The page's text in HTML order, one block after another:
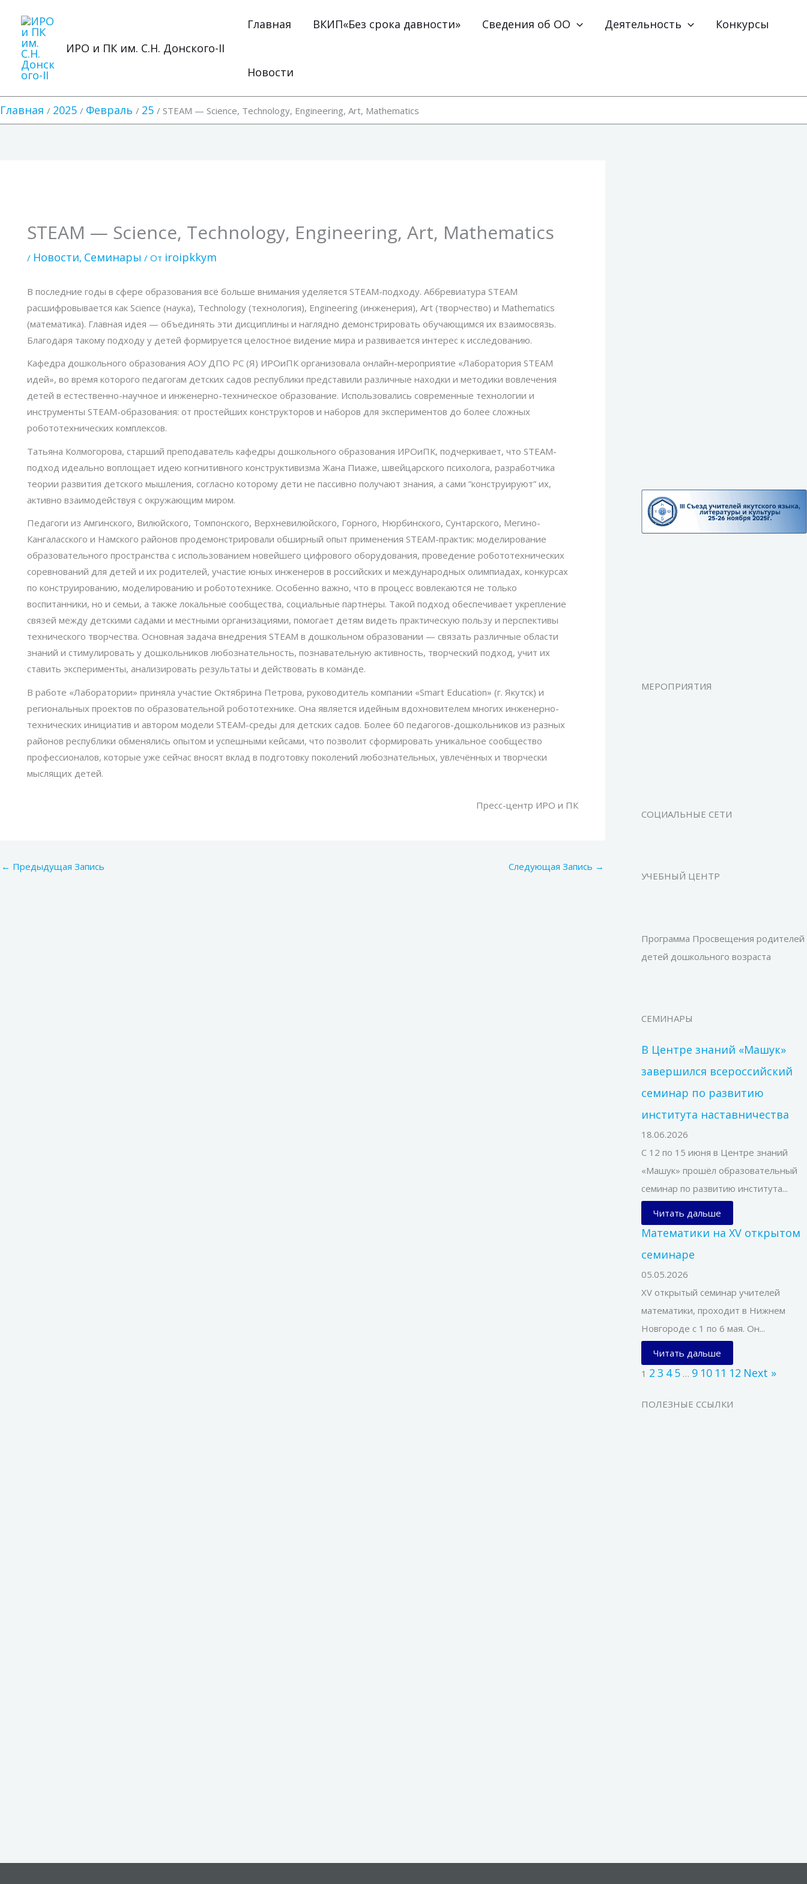
содержимому
ИРО и ПК им. С.Н. Донского-II
Главная ВКИП«Без срока давности» Сведения об ОО Деятельность Конкурсы
Новости
Главная 2025 Февраль 25 STEAM — Science, Technology, Engineering, Art, Mathematics
STEAM — Science, Technology, Engineering, Art, Mathematics
/ Новости, Семинары / От iroipkkym
В последние годы в сфере образования всё больше внимания уделяется STEAM-подходу. Аббревиатура STEAM
расшифровывается как Science (наука), Technology (технология), Engineering (инженерия), Art (творчество) и Mathematics
(математика). Главная идея — объединять эти дисциплины и наглядно демонстрировать обучающимся их взаимосвязь.
Благодаря такому подходу у детей формируется целостное видение мира и развивается интерес к исследованию.
Кафедра дошкольного образования АОУ ДПО РС (Я) ИРОиПК организовала онлайн-мероприятие «Лаборатория STEAM
идей», во время которого педагогам детских садов республики представили различные находки и методики вовлечения
детей в естественно-научное и инженерно-техническое образование. Использовались современные технологии и
инструменты STEAM-образования: от простейших конструкторов и наборов для экспериментов до более сложных
робототехнических комплексов.
Татьяна Колмогорова, старший преподаватель кафедры дошкольного образования ИРОиПК, подчеркивает, что STEAM-
подход идеально воплощает идею когнитивного конструктивизма Жана Пиаже, швейцарского психолога, разработчика
теории развития детского мышления, согласно которому дети не пассивно получают знания, а сами “конструируют” их,
активно взаимодействуя с окружающим миром.
Педагоги из Амгинского, Вилюйского, Томпонского, Верхневилюйского, Горного, Нюрбинского, Сунтарского, Мегино-
Кангаласского и Намского районов продемонстрировали обширный опыт применения STEAM-практик: моделирование
образовательного пространства с использованием новейшего цифрового оборудования, проведение робототехнических
соревнований для детей и их родителей, участие юных инженеров в российских и международных олимпиадах, конкурсах
по конструированию, моделированию и робототехнике. Особенно важно, что в процесс вовлекаются не только
воспитанники, но и семьи, а также локальные сообщества, социальные партнеры. Такой подход обеспечивает укрепление
связей между детскими садами и местными организациями, помогает детям видеть практическую пользу и перспективы
технического творчества. Основная задача внедрения STEAM в дошкольном образовании — связать различные области
знаний и стимулировать у дошкольников любознательность, познавательную активность, творческий подход, учит их
ставить эксперименты, анализировать результаты и действовать в команде.
В работе «Лаборатории» приняла участие Октябрина Петрова, руководитель компании «Smart Education» (г. Якутск) и
региональных проектов по образовательной робототехнике. Она является идейным вдохновителем многих инженерно-
технических инициатив и автором модели STEAM-среды для детских садов. Более 60 педагогов-дошкольников из разных
районов республики обменялись опытом и успешными кейсами, что позволит сформировать уникальное сообщество
профессионалов, которые уже сейчас вносят вклад в подготовку поколений любознательных, увлечённых и творчески
мыслящих детей.
Пресс-центр ИРО и ПК
← Предыдущая Запись Следующая Запись →
МЕРОПРИЯТИЯ
СОЦИАЛЬНЫЕ СЕТИ
УЧЕБНЫЙ ЦЕНТР
Программа Просвещения родителей
детей дошкольного возраста
СЕМИНАРЫ
В Центре знаний «Машук»
завершился всероссийский
семинар по развитию
института наставничества
18.06.2026
С 12 по 15 июня в Центре знаний
«Машук» прошёл образовательный
семинар по развитию института...
Читать дальше
Математики на XV открытом
семинаре
05.05.2026
XV открытый семинар учителей
математики, проходит в Нижнем
Новгороде с 1 по 6 мая. Он...
Читать дальше
1 2 3 4 5 … 9 10 11 12 Next »
ПОЛЕЗНЫЕ ССЫЛКИ